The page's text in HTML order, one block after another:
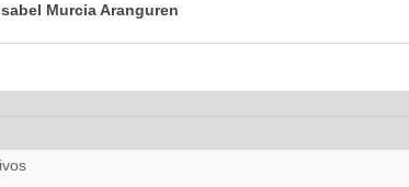
Murcia Aranguren